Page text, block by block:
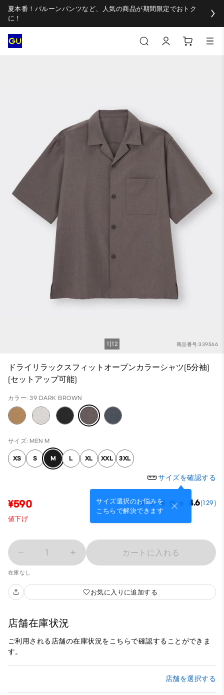
夏本番！バルーンパンツなど、人気の商品が期間限定でおトク
に！
商品番号:339566
1 12
ドライリラックスフィットオープンカラーシャツ(5分袖)
(セットアップ可能)
カラー: 39 DARK BROWN
サイズ: MEN M
XS S M L XL XXL 3XL
サイズを確認する
サイズ選択のお悩みを
こちらで解決できます
¥590 4.6(129)
値下げ
1 カートに入れる
在庫なし
お気に入りに追加する
店舗在庫状況
ご利用される店舗の在庫状況をこちらで確認することができま
す。
店舗を選択する